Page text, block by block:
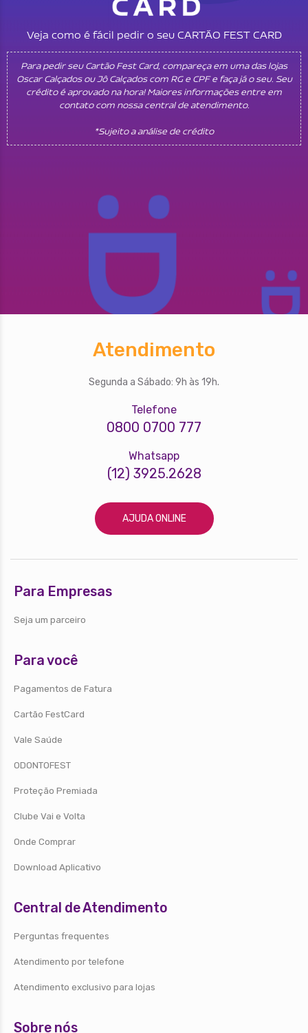
Veja como é fácil pedir o seu CARTÃO FEST CARD
Para pedir seu Cartão Fest Card, compareça em uma das lojas
Oscar Calçados ou Jô Calçados com RG e CPF e faça já o seu. Seu
crédito é aprovado na hora! Maiores informações entre em
contato com nossa central de atendimento.
*Sujeito a análise de crédito
Atendimento
Segunda a Sábado: 9h às 19h.
Telefone
0800 0700 777
Whatsapp
(12) 3925.2628
AJUDA ONLINE
Para Empresas
Seja um parceiro
Para você
Pagamentos de Fatura
Cartão FestCard
Vale Saúde
ODONTOFEST
Proteção Premiada
Clube Vai e Volta
Onde Comprar
Download Aplicativo
Central de Atendimento
Perguntas frequentes
Atendimento por telefone
Atendimento exclusivo para lojas
Sobre nós